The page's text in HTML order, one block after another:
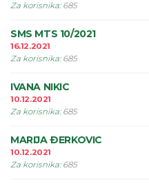
Za korisnika: 685
SMS MTS 10/2021
16.12.2021
Za korisnika: 685
IVANA NIKIC
10.12.2021
Za korisnika: 685
MARIJA ÐERKOVIC
10.12.2021
Za korisnika: 685